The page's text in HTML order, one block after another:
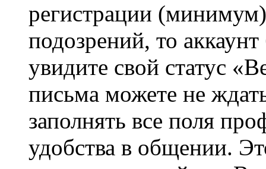
регистрации
подозрений, то
увидите свой статус
письма можете не
заполнять все поля
удобства в общении.